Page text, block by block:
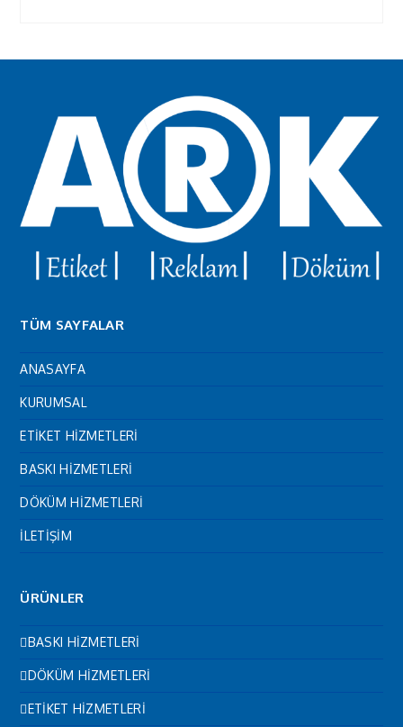
TÜM SAYFALAR
ANASAYFA
KURUMSAL
ETİKET HİZMETLERİ
BASKI HİZMETLERİ
DÖKÜM HİZMETLERİ
İLETİŞİM
ÜRÜNLER
BASKI HİZMETLERİ
DÖKÜM HİZMETLERİ
ETİKET HİZMETLERİ